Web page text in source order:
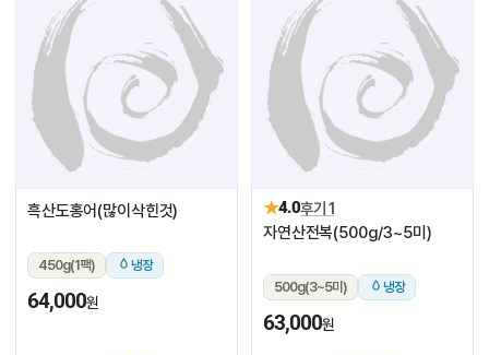
흑산도홍어(많이삭힌것)
450g(1팩) 냉장
64,000원
★4.0후기 1
자연산전복(500g/3~5미)
500g(3~5미) 냉장
63,000원